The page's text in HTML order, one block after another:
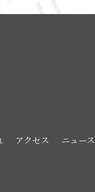
アクセス ニュース